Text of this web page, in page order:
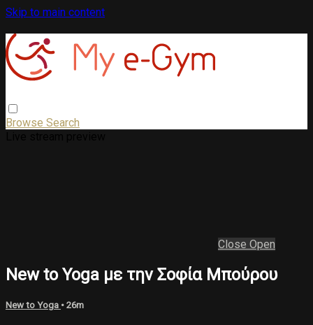
Skip to main content
Browse Search
Close Open
New to Yoga με την Σοφία Μπούρου
New to Yoga • 26m